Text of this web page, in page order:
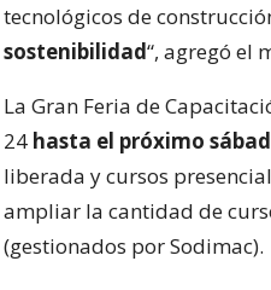
tecnológicos de
sostenibilidad“, agregó el
La Gran Feria de
24 hasta el próximo
liberada y cursos
ampliar la cantidad de
(gestionados por Sodimac).